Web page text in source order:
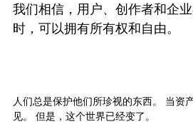
选购所有商品
配件
恢复解决方案
我们相信，用户、创作者和企
时，可以拥有所有权和自由。
人们总是保护他们所珍视的东西。 当资
见。 但是，这个世界已经变了。